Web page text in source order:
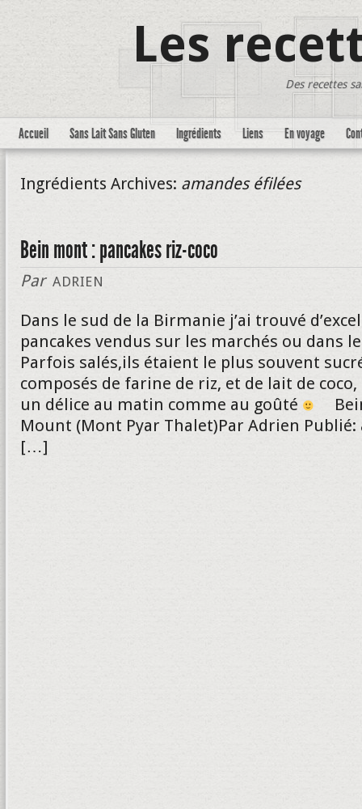
Les
Des recettes
Accueil Sans Lait Sans Gluten Ingrédients Liens En voyage
Ingrédients Archives: amandes éfilées
Bein mont : pancakes riz-coco
Par ADRIEN
Dans le sud de la Birmanie j’ai trouvé
pancakes vendus sur les marchés ou dans
Parfois salés,ils étaient le plus souvent
composés de farine de riz, et de lait de coco,
un délice au matin comme au goûté
Mount (Mont Pyar Thalet)Par Adrien Publié:
[…]